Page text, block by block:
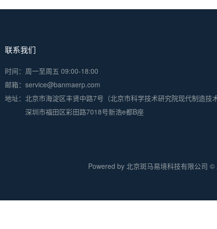
联系我们
时间：周一至周五 09:00-18:00
邮箱：service@banmaerp.com
地址： 北京市海淀区丰贤中路7号（北京市科学技术研究院现代制造技
深圳市福田区彩田路7018号新浩e都B座
Powered by 北京斑马易境科技有限公司